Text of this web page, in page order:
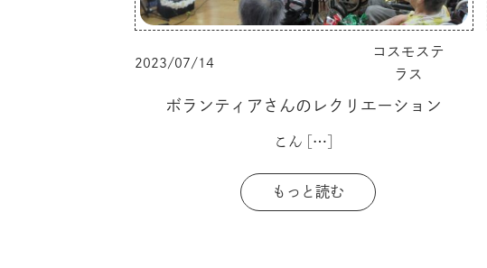
2023/07/14
コスモステ
ラス
ボランティアさんのレクリエーション
こん […]
もっと読む